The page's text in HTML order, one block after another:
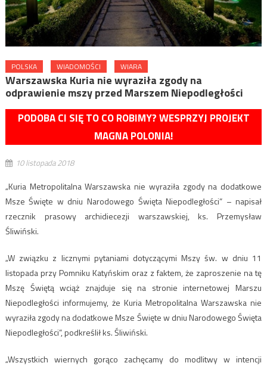
POLSKA WIADOMOŚCI WIARA
Warszawska Kuria nie wyraziła zgody na
odprawienie mszy przed Marszem Niepodległości
PODOBA CI SIĘ TO CO ROBIMY? WESPRZYJ PROJEKT
MAGNA POLONIA!
10 listopada 2018
„Kuria Metropolitalna Warszawska nie wyraziła zgody na dodatkowe
Msze Święte w dniu Narodowego Święta Niepodległości” – napisał
rzecznik prasowy archidiecezji warszawskiej, ks. Przemysław
Śliwiński.
„W związku z licznymi pytaniami dotyczącymi Mszy św. w dniu 11
listopada przy Pomniku Katyńskim oraz z faktem, że zaproszenie na tę
Mszę Świętą wciąż znajduje się na stronie internetowej Marszu
Niepodległości informujemy, że Kuria Metropolitalna Warszawska nie
wyraziła zgody na dodatkowe Msze Święte w dniu Narodowego Święta
Niepodległości”, podkreślił ks. Śliwiński.
„Wszystkich wiernych gorąco zachęcamy do modlitwy w intencji